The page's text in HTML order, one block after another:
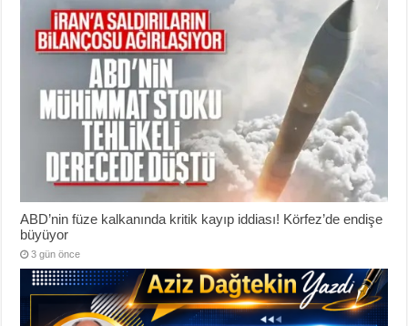
ABD’nin füze kalkanında kritik kayıp iddiası! Körfez’de endişe
büyüyor
3 gün önce